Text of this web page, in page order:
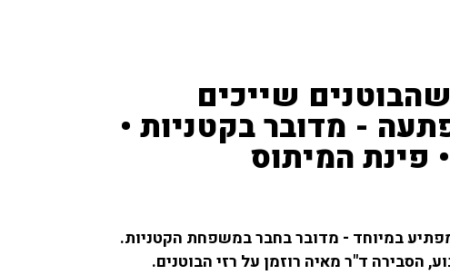
שייכים
- מדובר בקטניות •
פינת המיתוס
במיוחד - מדובר בחבר במשפחת הקטניות.
הסבירה ד"ר מאיה רוזמן על רזי הבוטנים.